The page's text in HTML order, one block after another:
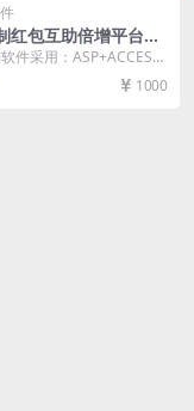
红包互助倍增平台直
销系统 直销管理软
件采用：ASP+ACCESS
一套二二复制红包互助倍
软...
1000